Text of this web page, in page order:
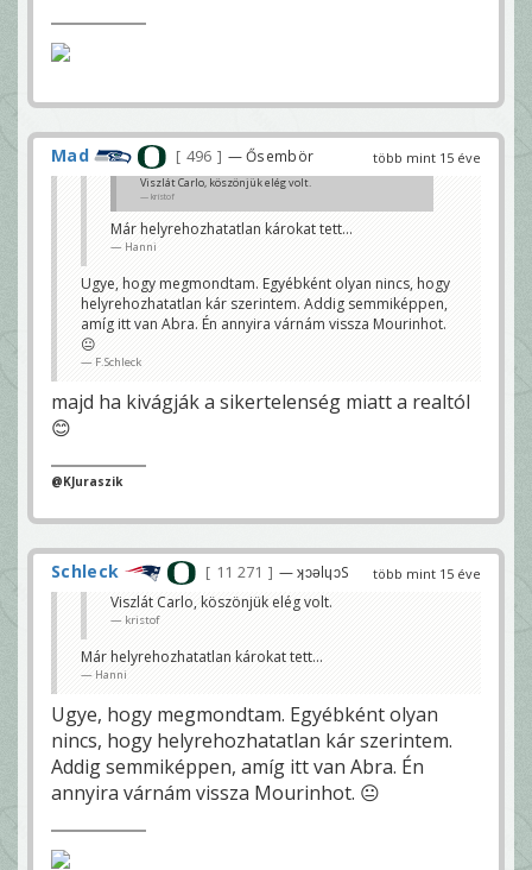
több mint 15 éve
Mad 496 — Ősembör
Viszlát Carlo, köszönjük elég volt.
kristof
Már helyrehozhatatlan károkat tett...
Hanni
Ugye, hogy megmondtam. Egyébként olyan nincs, hogy
helyrehozhatatlan kár szerintem. Addig semmiképpen,
amíg itt van Abra. Én annyira várnám vissza Mourinhot.
😐
F.Schleck
majd ha kivágják a sikertelenség miatt a realtól
😊
@KJuraszik
több mint 15 éve
Schleck 11 271 — ʞɔǝlɥɔS
Viszlát Carlo, köszönjük elég volt.
kristof
Már helyrehozhatatlan károkat tett...
Hanni
Ugye, hogy megmondtam. Egyébként olyan
nincs, hogy helyrehozhatatlan kár szerintem.
Addig semmiképpen, amíg itt van Abra. Én
annyira várnám vissza Mourinhot. 😐